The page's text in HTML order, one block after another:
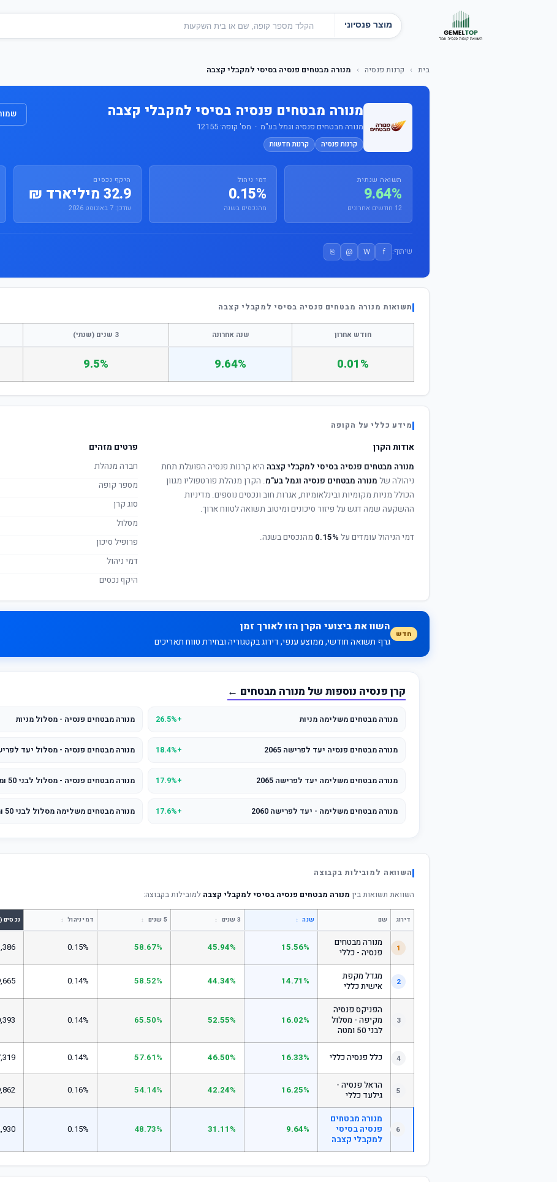
מוצר פנסיוני
בית › קרנות פנסיה › מנורה מבטחים פנסיה בסיסי למקבלי קצבה
מנורה מבטחים פנסיה בסיסי למקבלי קצבה
מנורה מבטחים פנסיה וגמל בע"מ · מס' קופה: 12155
קרנות פנסיה קרנות חדשות
תשואה שנתית
9.64%
12 חודשים אחרונים
דמי ניהול
0.15%
מהנכסים בשנה
היקף נכסים
32.9 מיליארד ₪
עודכן: 7 באוגוסט 2026
שיתוף: f
W
@
⎘
תשואות מנורה מבטחים פנסיה בסיסי למקבלי קצבה
חודש אחרון שנה אחרונה 3 שנים (שנתי)
0.01%
9.64%
9.5%
מידע כללי על הקופה
אודות הקרן
מנורה מבטחים פנסיה בסיסי למקבלי קצבה היא קרנות פנסיה הפועלת תחת
ניהולה של מנורה מבטחים פנסיה וגמל בע"מ. הקרן מנהלת פורטפוליו מגוון
הכולל מניות מקומיות ובינלאומיות, אגרות חוב ונכסים נוספים. מדיניות
ההשקעה שמה דגש על פיזור סיכונים ומיטוב תשואה לטווח ארוך.
דמי הניהול עומדים על 0.15% מהנכסים בשנה.
פרטים מזהים
חברה מנהלת
מספר קופה
סוג קרן
מסלול
פרופיל סיכון
דמי ניהול
היקף נכסים
חדש
השוו את ביצועי הקרן הזו לאורך זמן
גרף תשואה חודשי, ממוצע ענפי, דירוג בקטגוריה ובחירת טווח תאריכים
קרן פנסיה נוספות של מנורה מבטחים ←
מנורה מבטחים משלימה מניות +26.5% מנורה מבטחים פנסיה - מסלול מניות
מנורה מבטחים פנסיה יעד לפרישה 2065 +18.4% מנורה מבטחים פנסיה - מסלול יעד לפרישה
מנורה מבטחים משלימה יעד לפרישה 2065 +17.9% מנורה מבטחים פנסיה - מסלול לבני 50 ומטה
מנורה מבטחים משלימה - יעד לפרישה 2060 +17.6% מנורה מבטחים משלימה מסלול לבני 50 ומטה
השוואה למובילות בקבוצה
השוואת תשואות בין מנורה מבטחים פנסיה בסיסי למקבלי קצבה למובילות בקבוצה:
דירוג שם שנה ↕ 3 שנים ↕ 5 שנים ↕ דמי ניהול ↕
1
מנורה מבטחים
פנסיה - כללי
15.56%
45.94%
58.67%
0.15%
2
מגדל מקפת
אישית כללי
14.71%
44.34%
58.52%
0.14%
3
הפניקס פנסיה
מקיפה - מסלול
לבני 50 ומטה
16.02%
52.55%
65.50%
0.14%
4 כלל פנסיה כללי 16.33%
46.50%
57.61%
0.14%
5
הראל פנסיה -
גילעד כללי
16.25%
42.24%
54.14%
0.16%
6
מנורה מבטחים
פנסיה בסיסי
למקבלי קצבה
9.64%
31.11%
48.73%
0.15%